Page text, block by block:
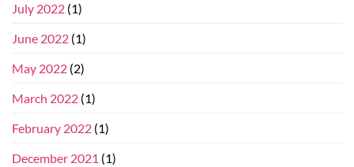
July 2022 (1)
June 2022 (1)
May 2022 (2)
March 2022 (1)
February 2022 (1)
December 2021 (1)